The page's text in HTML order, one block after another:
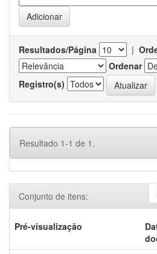
Resultados/Página |
Ordenar
Registro(s)
Resultado 1-1 de 1.
Conjunto de itens:
Pré-visualização